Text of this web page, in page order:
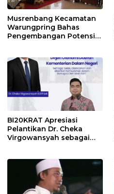
Musrenbang Kecamatan
Warungpring Bahas
Pengembangan Potensi
BI20KRAT Apresiasi
Pelantikan Dr. Cheka
Virgowansyah sebagai